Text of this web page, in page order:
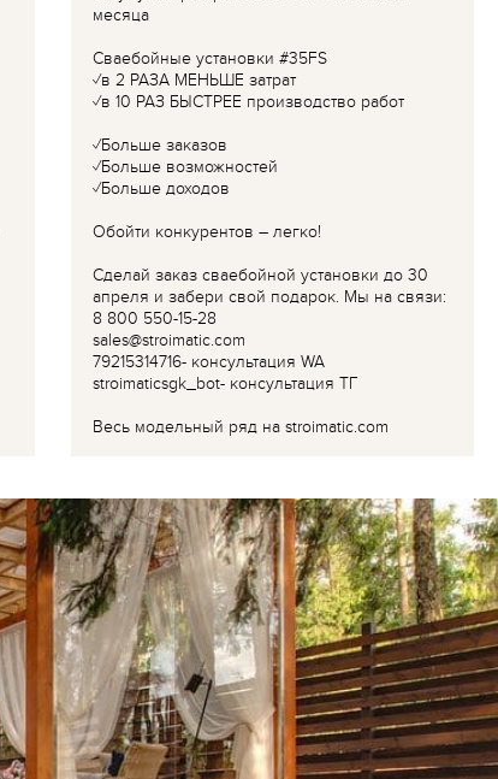
месяца
Сваебойные установки #35FS
✓в 2 РАЗА МЕНЬШЕ затрат
✓в 10 РАЗ БЫСТРЕЕ производство работ
✓Больше заказов
✓Больше возможностей
✓Больше доходов
Обойти конкурентов – легко!
Сделай заказ сваебойной установки до 30
апреля и забери свой подарок. Мы на связи:
8 800 550-15-28
sales@stroimatic.com
79215314716- консультация WA
stroimaticsgk_bot- консультация ТГ
Весь модельный ряд на stroimatic.com